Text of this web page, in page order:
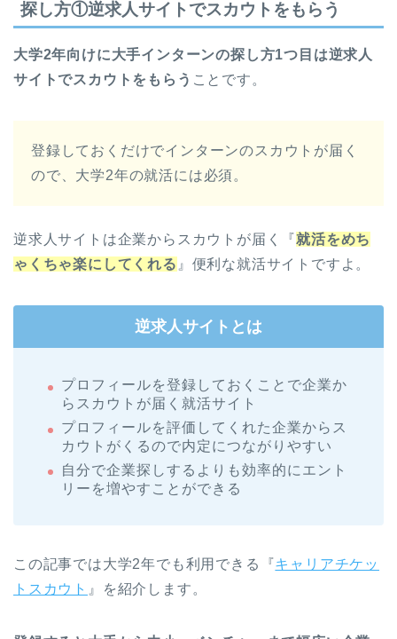
探し方①逆求人サイトでスカウトをもらう
大学2年向けに大手インターンの探し方1つ目は逆求人
サイトでスカウトをもらう ことです。
登録しておくだけでインターンのスカウトが届く
ので、大学2年の就活には必須。
逆求人サイトは企業からスカウトが届く『就活をめち
ゃくちゃ楽にしてくれる 』便利な就活サイトですよ。
逆求人サイトとは
プロフィールを登録しておくことで企業か
らスカウトが届く就活サイト
プロフィールを評価してくれた企業からス
カウトがくるので内定につながりやすい
自分で企業探しするよりも効率的にエント
リーを増やすことができる
この記事では大学2年でも利用できる『キャリアチケッ
トスカウト 』を紹介します。